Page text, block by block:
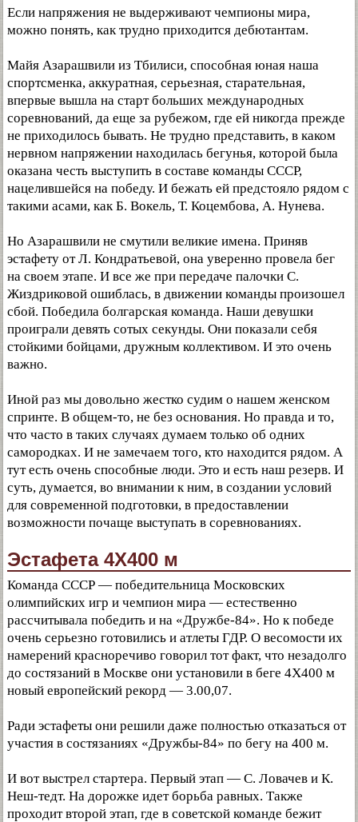
Если напряжения не выдерживают чемпионы мира,
можно понять, как трудно приходится дебютантам.
Майя Азарашвили из Тбилиси, способная юная наша
спортсменка, аккуратная, серьезная, старательная,
впервые вышла на старт больших международных
соревнований, да еще за рубежом, где ей никогда прежде
не приходилось бывать. Не трудно представить, в каком
нервном напряжении находилась бегунья, которой была
оказана честь выступить в составе команды СССР,
нацелившейся на победу. И бежать ей предстояло рядом с
такими асами, как Б. Вокель, Т. Коцембова, А. Нунева.
Но Азарашвили не смутили великие имена. Приняв
эстафету от Л. Кондратьевой, она уверенно провела бег
на своем этапе. И все же при передаче палочки С.
Жиздриковой ошиблась, в движении команды произошел
сбой. Победила болгарская команда. Наши девушки
проиграли девять сотых секунды. Они показали себя
стойкими бойцами, дружным коллективом. И это очень
важно.
Иной раз мы довольно жестко судим о нашем женском
спринте. В общем-то, не без основания. Но правда и то,
что часто в таких случаях думаем только об одних
самородках. И не замечаем того, кто находится рядом. А
тут есть очень способные люди. Это и есть наш резерв. И
суть, думается, во внимании к ним, в создании условий
для современной подготовки, в предоставлении
возможности почаще выступать в соревнованиях.
Эстафета 4X400 м
Команда СССР — победительница Московских
олимпийских игр и чемпион мира — естественно
рассчитывала победить и на «Дружбе-84». Но к победе
очень серьезно готовились и атлеты ГДР. О весомости их
намерений красноречиво говорил тот факт, что незадолго
до состязаний в Москве они установили в беге 4X400 м
новый европейский рекорд — 3.00,07.
Ради эстафеты они решили даже полностью отказаться от
участия в состязаниях «Дружбы-84» по бегу на 400 м.
И вот выстрел стартера. Первый этап — С. Ловачев и К.
Неш-тедт. На дорожке идет борьба равных. Также
проходит второй этап, где в советской команде бежит